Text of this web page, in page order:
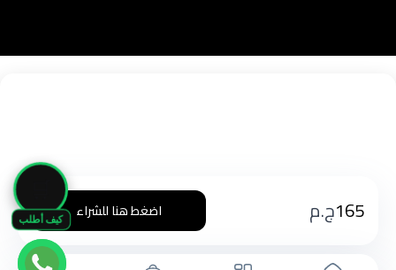
كيف أطلب 165ج.م اضغط هنا للشراء